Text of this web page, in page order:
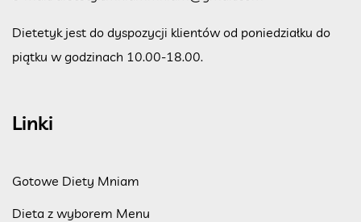
Dietetyk jest do dyspozycji klientów od poniedziałku do
piątku w godzinach 10.00-18.00.
Linki
Gotowe Diety Mniam
Dieta z wyborem Menu